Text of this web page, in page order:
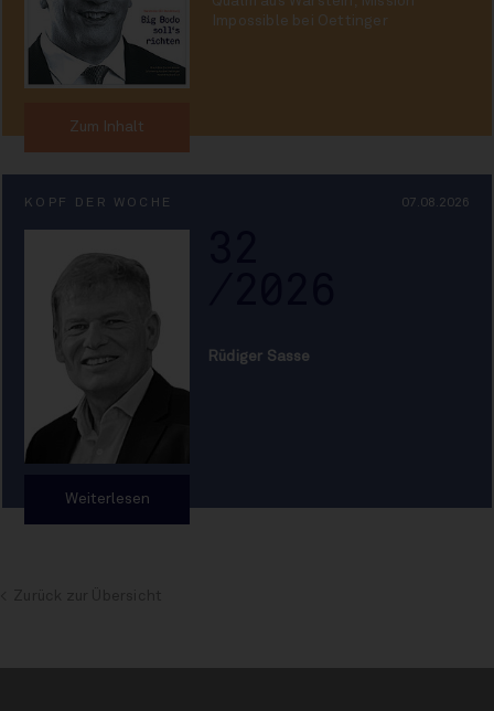
Impossible bei Oettinger
Zum Inhalt
KOPF DER WOCHE 07.08.2026
Rüdiger Sasse
Weiterlesen